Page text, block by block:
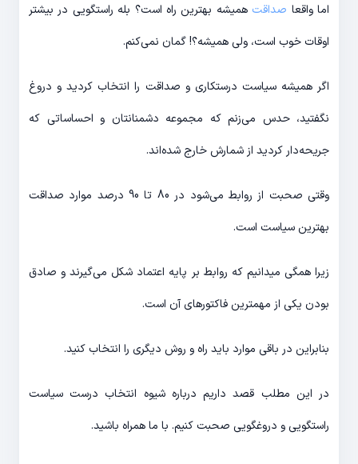
اما واقعا صداقت همیشه بهترین راه است؟ بله راستگویی در بیشتر
اوقات خوب است، ولی همیشه؟! گمان نمی‌کنم.
اگر همیشه سیاست درستکاری و صداقت را انتخاب کردید و دروغ
نگفتید، حدس می‌زنم که مجموعه دشمنانتان و احساساتی که
جریحه‌دار کردید از شمارش خارج شده‌اند.
وقتی صحبت از روابط می‌شود در 80 تا 90 درصد موارد صداقت
بهترین سیاست است.
زیرا همگی میدانیم که روابط بر پایه اعتماد شکل می‌گیرند و صادق
بودن یکی از مهمترین فاکتورهای آن است.
بنابراین در باقی موارد باید راه و روش دیگری را انتخاب کنید.
در این مطلب قصد داریم درباره شیوه انتخاب درست سیاست
راستگویی و دروغگویی صحبت کنیم. با ما همراه باشید.